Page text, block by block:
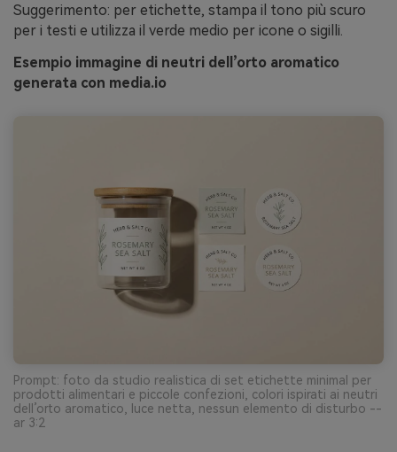
Suggerimento: per etichette, stampa il tono più scuro
per i testi e utilizza il verde medio per icone o sigilli.
Esempio immagine di neutri dell’orto aromatico
generata con media.io
Prompt: foto da studio realistica di set etichette minimal per
prodotti alimentari e piccole confezioni, colori ispirati ai neutri
dell’orto aromatico, luce netta, nessun elemento di disturbo --
ar 3:2